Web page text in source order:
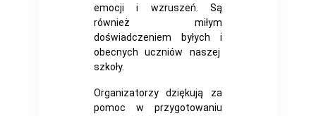
emocji i wzruszeń. Są
również miłym
doświadczeniem byłych i
obecnych uczniów naszej
szkoły.
Organizatorzy dziękują za
pomoc w przygotowaniu